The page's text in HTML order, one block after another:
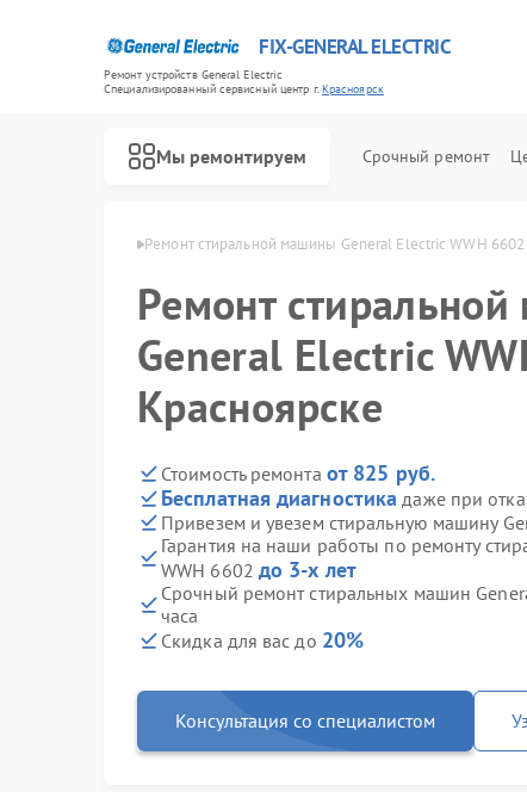
FIX-GENERAL ELECTRIC
Ремонт устройств General Electric
Специализированный cервисный центр г.Красноярск
Мы ремонтируем Срочный ремонт
в Красноярске Ремонт стиральной машины General Electric WWH 6602
Ремонт
General Electric
Красноярске
Стоимость ремонта от 825 руб.
Бесплатная диагностика даже при
Привезем и увезем стиральную машину
Гарантия на наши работы по ремонту
WWH 6602 до 3-х лет
Срочный ремонт стиральных машин
часа
Скидка для вас до 20%
Консультация со специалистом